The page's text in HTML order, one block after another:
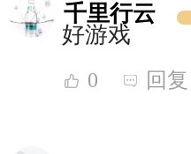
千里行云
好游戏
0 回复